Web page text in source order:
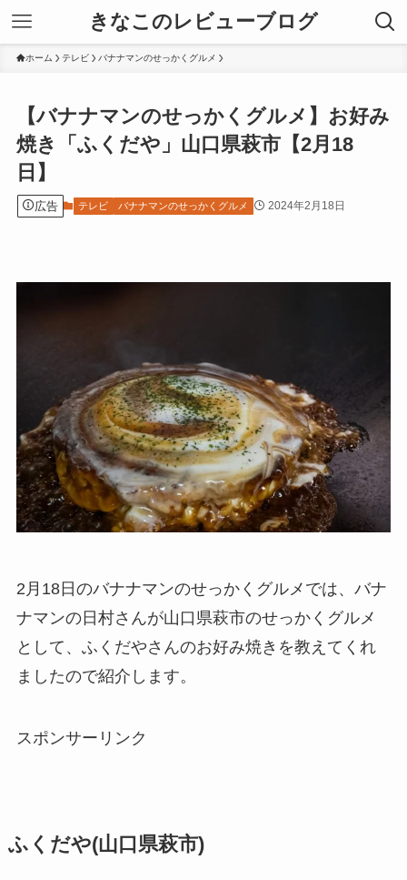
きなこのレビューブログ
ホーム テレビ バナナマンのせっかくグルメ
【バナナマンのせっかくグルメ】お好み
焼き「ふくだや」山口県萩市【2月18
日】
広告 テレビ バナナマンのせっかくグルメ 2024年2月18日
2月18日のバナナマンのせっかくグルメでは、バナ
ナマンの日村さんが山口県萩市のせっかくグルメ
として、ふくだやさんのお好み焼きを教えてくれ
ましたので紹介します。
スポンサーリンク
ふくだや(山口県萩市)